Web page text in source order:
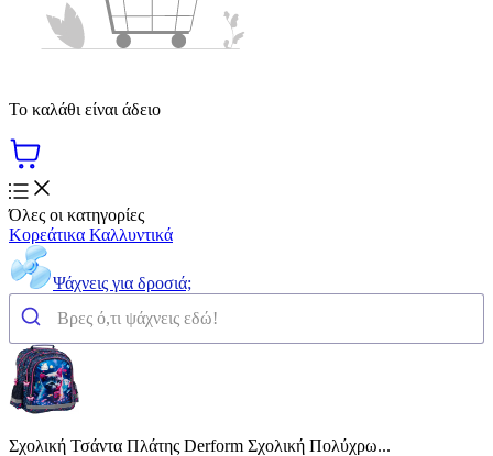
Το καλάθι είναι άδειο
Όλες οι κατηγορίες
Κορεάτικα Καλλυντικά
Ψάχνεις για δροσιά;
Σχολική Τσάντα Πλάτης Derform Σχολική Πολύχρω...